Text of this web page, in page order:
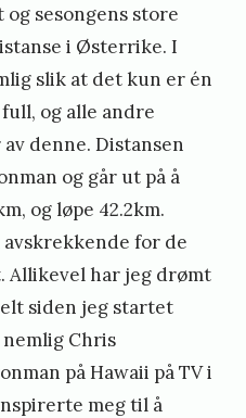
e
i
n
s
ø
sesongens store
i Østerrike. I
slik at det kun er én
og alle andre
denne. Distansen
og går ut på å
og løpe 42.2km.
for de
Allikevel har jeg drømt
siden jeg startet
nemlig Chris
på Hawaii på TV i
meg til å